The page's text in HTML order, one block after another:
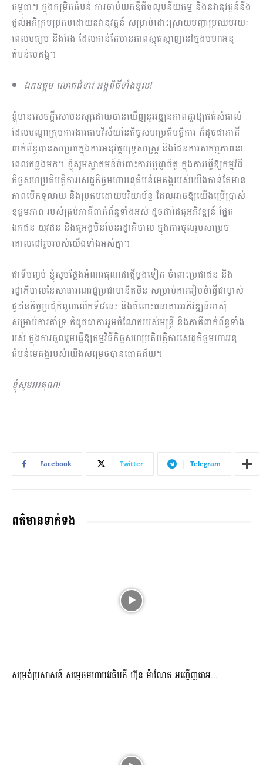
កម្ពុជា។ ក្នុងកម្រិតតំបន់ ការចាប់យកឌីជីថលូបនីយកម្ម និងនវានុវត្តន៍នឹង
ផ្តល់អភិក្រមប្រកបដោយនវានុវត្តន៍ សម្រាប់ដោះស្រាយបញ្ហាប្រឈមរយៈ
ពេលមធ្យម និងវែង ដែលកាន់តែមានភាពស្មុគស្មាញនៅក្នុងមហាអនុ
តំបន់មេគង្គ។
ឯកឧត្តម លោកជំទាវ អង្គពិធីទាំងមូល!
ខ្ញុំមានសេចក្តីសោមនស្សដោយបានឃើញនូវវឌ្ឍនភាពគួរឱ្យកត់សំគាល់
ដែលបណ្តាក្រុមការងារតាមវិស័យនៃកិច្ចសហប្រតិបត្តិការ ក៏ដូចជាភាគី
ពាក់ព័ន្ធបានសម្រេចក្នុងការអនុវត្តយុទ្ធសាស្ត្រ និងផែនការសកម្មភាពនា
ពេលកន្លងមក។ ខ្ញុំសូមស្វាគមន៍ចំពោះការប្តេជ្ញាចិត្ត ក្នុងការធ្វើឱ្យកម្មវិធី
កិច្ចសហប្រតិបត្តិការសេដ្ឋកិច្ចមហាអនុតំបន់មេគង្គរបស់យើងកាន់​តែមាន
ភាពបើកទូលាយ និងប្រកបដោយបរិយាប័ន្ន ដែលអាចឱ្យយើងប្រើប្រាស់
ឧត្តមភាព របស់គ្រប់ភាគីពាក់ព័ន្ធទាំងអស់ ដូចជាដៃគូអភិវឌ្ឍន៍ ផ្នែក
ឯកជន យុវជន និងតួអង្គមិនមែនរដ្ឋាភិបាល ក្នុងការចូលរួមសម្រេច
គោលដៅរួមរបស់យើងទាំងអស់គ្នា។
ជាទីបញ្ចប់ ខ្ញុំសូមថ្លែងអំណរគុណជាថ្មីម្តងទៀត ចំពោះប្រជាជន និង
រដ្ឋាភិបាលនៃសាធារណរដ្ឋប្រជាមានិតចិន សម្រាប់ការរៀបចំធ្វើជាម្ចាស់
ផ្ទះនៃកិច្ចប្រជុំកំពូលលើកទី៨នេះ និងចំពោះធនាគារអភិវឌ្ឍន៍អាស៊ី
សម្រាប់ការគាំទ្រ ក៏ដូចជាការរួមចំណែករបស់មន្ត្រី និងភាគីពាក់ព័ន្ធទាំង
អស់ ក្នុងការចូលរួមធ្វើឱ្យកម្មវិធីកិច្ចសហប្រតិបត្តិការសេដ្ឋកិច្ចមហាអនុ
តំបន់មេគង្គរបស់យើងសម្រេចបានជោគជ័យ។
ខ្ញុំសូមអរគុណ!
Facebook Twitter Telegram
ពត៌មានទាក់ទង
សម្រង់ប្រសាសន៍ សម្ដេចមហាបវរធិបតី ហ៊ុន ម៉ាណែត អញ្ជើញជាអ...